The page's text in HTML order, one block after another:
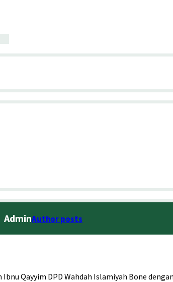
AdminAuthor posts
Qayyim DPD Wahdah Islamiyah Bone